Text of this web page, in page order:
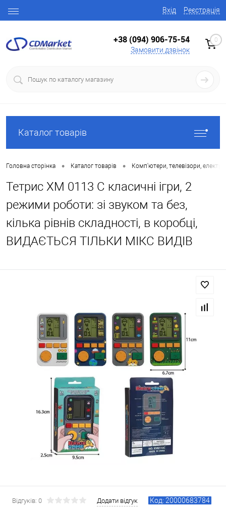
Вхід Реєстрація
+38 (094) 906-75-54
Замовити дзвінок
0
Каталог товарів
Головна сторінка • Каталог товарів • Комп'ютери, телевізори,
Тетрис XM 0113 C класичні ігри, 2
режими роботи: зі звуком та без,
кілька рівнів складності, в коробці,
ВИДАЄТЬСЯ ТІЛЬКИ МІКС ВИДІВ
Відгуків: 0 Додати відгук Код: 20000683784